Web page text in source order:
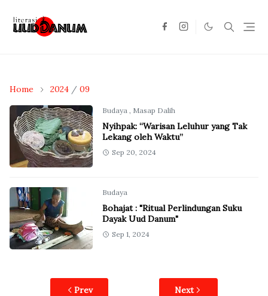
Home 2024 / 09
Budaya Masap Dalih
Nyihpak: “Warisan Leluhur yang Tak
Lekang oleh Waktu”
Sep 20, 2024
Budaya
Bohajat : "Ritual Perlindungan Suku
Dayak Uud Danum"
Sep 1, 2024
Prev Next